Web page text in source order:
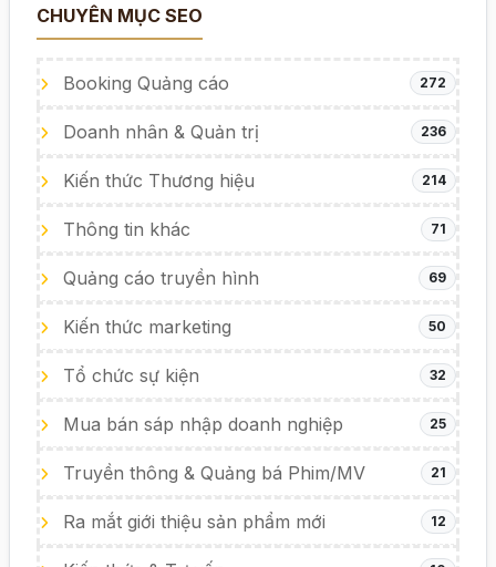
CHUYÊN MỤC SEO
Booking Quảng cáo 272
Doanh nhân & Quản trị 236
Kiến thức Thương hiệu 214
Thông tin khác 71
Quảng cáo truyền hình 69
Kiến thức marketing 50
Tổ chức sự kiện 32
Mua bán sáp nhập doanh nghiệp 25
Truyền thông & Quảng bá Phim/MV 21
Ra mắt giới thiệu sản phẩm mới 12